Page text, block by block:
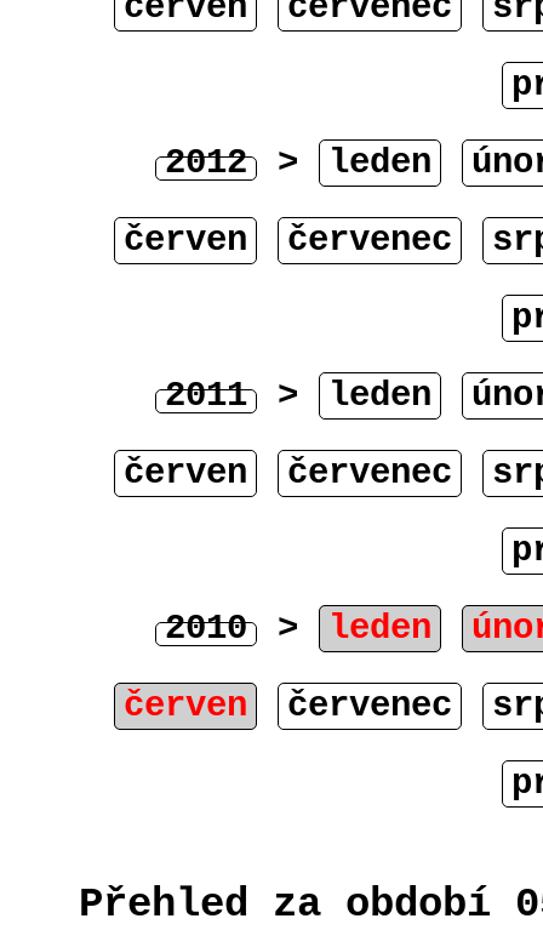
2012 > leden
červen
červenec
2011 > leden
červen
červenec
2010 > leden
červen
červenec
Přehled za období